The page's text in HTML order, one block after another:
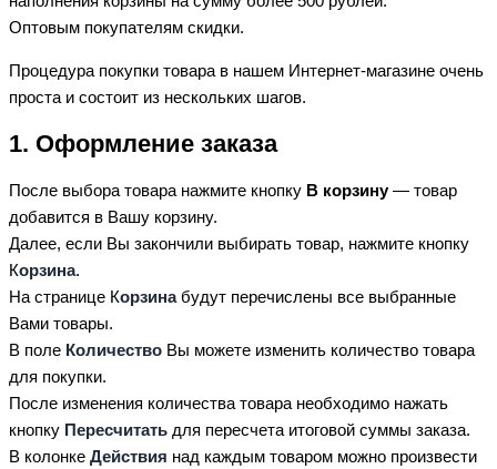
Оптовым покупателям скидки.
Процедура покупки товара в нашем Интернет-магазине очень
проста и состоит из нескольких шагов.
1. Оформление заказа
После выбора товара нажмите кнопку В корзину— товар
добавится в Вашу корзину.
Далее, если Вы закончили выбирать товар, нажмите кнопку
Корзина.
На странице Корзинабудут перечислены все выбранные
Вами товары.
В поле Количество Вы можете изменить количество товара
для покупки.
После изменения количества товара необходимо нажать
кнопку Пересчитать для пересчета итоговой суммы заказа.
В колонке Действия над каждым товаром можно произвести